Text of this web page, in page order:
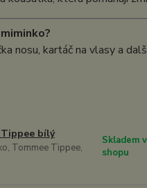
nosu, kartáč na vlasy a
bílý
Tommee Tippee,
Skladem
shopu